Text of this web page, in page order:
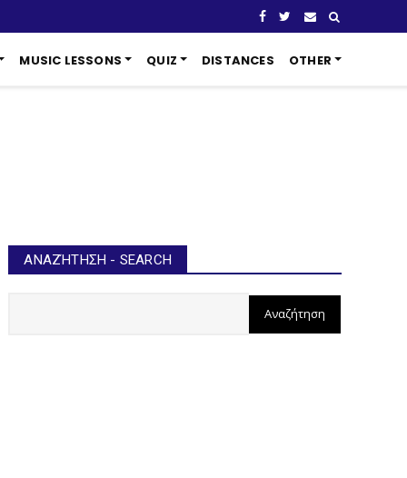
MUSIC LESSONS QUIZ DISTANCES OTHER
ΑΝΑΖΉΤΗΣΗ - SEARCH